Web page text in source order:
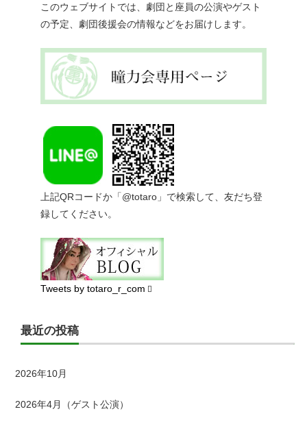
このウェブサイトでは、劇団と座員の公演やゲスト
の予定、劇団後援会の情報などをお届けします。
上記QRコードか「@totaro」で検索して、友だち登
録してください。
Tweets by totaro_r_com
最近の投稿
2026年10月
2026年4月（ゲスト公演）